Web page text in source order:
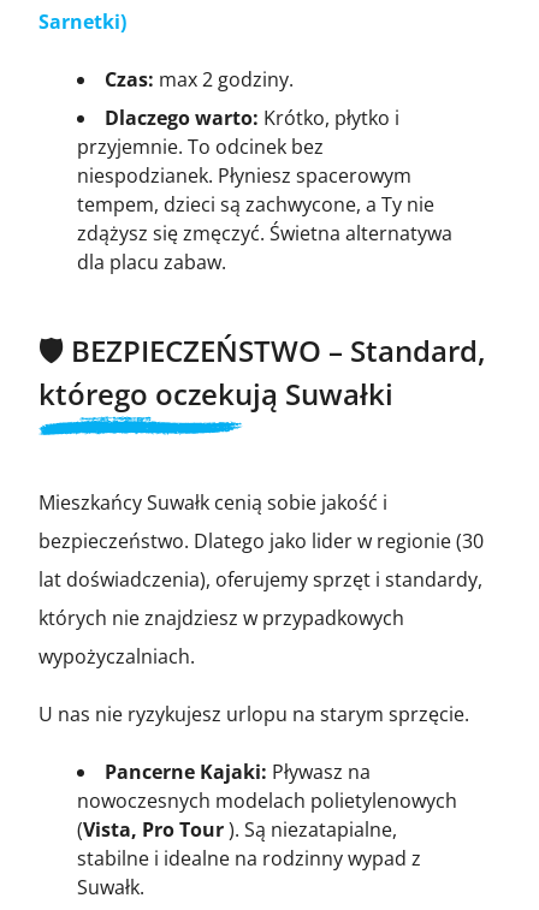
Sarnetki)
Czas: max 2 godziny.
Dlaczego warto: Krótko, płytko i
przyjemnie. To odcinek bez
niespodzianek. Płyniesz spacerowym
tempem, dzieci są zachwycone, a Ty nie
zdążysz się zmęczyć. Świetna alternatywa
dla placu zabaw.
🛡️ BEZPIECZEŃSTWO – Standard,
którego oczekują Suwałki
Mieszkańcy Suwałk cenią sobie jakość i
bezpieczeństwo. Dlatego jako lider w regionie (30
lat doświadczenia), oferujemy sprzęt i standardy,
których nie znajdziesz w przypadkowych
wypożyczalniach.
U nas nie ryzykujesz urlopu na starym sprzęcie.
Pancerne Kajaki: Pływasz na
nowoczesnych modelach polietylenowych
(Vista, Pro Tour). Są niezatapialne,
stabilne i idealne na rodzinny wypad z
Suwałk.